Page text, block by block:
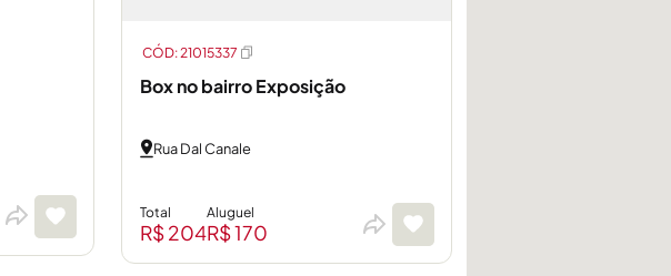
Box no bairro Exposição
Rua Dal Canale
Total
R$ 204
Aluguel
R$ 170
CÓD: 21015337